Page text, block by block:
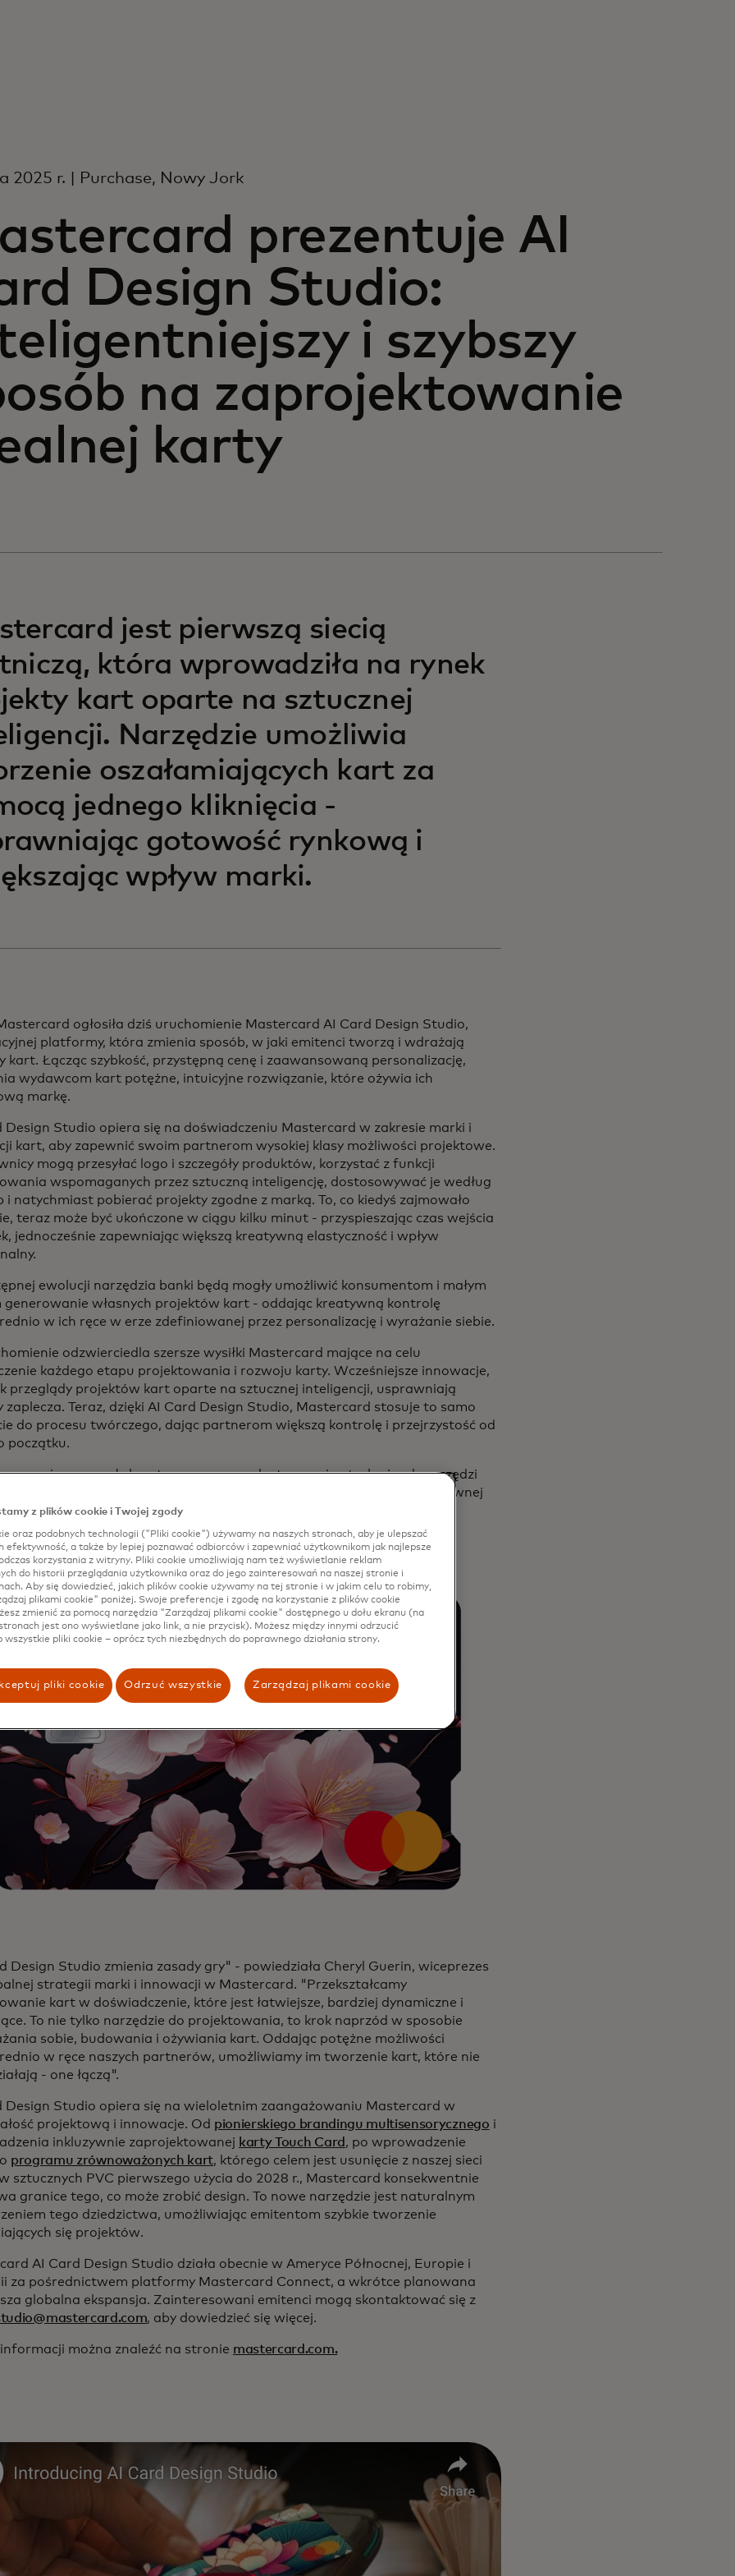
2025 r. | Purchase, Nowy Jork
prezentuje AI
Design Studio:
i szybszy
na zaprojektowanie
karty
jest pierwszą siecią
która wprowadziła na rynek
kart oparte na sztucznej
Narzędzie umożliwia
oszałamiających kart za
jednego kliknięcia -
gotowość rynkową i
wpływ marki.
ogłosiła dziś uruchomienie Mastercard AI Card Design Studio,
platformy, która zmienia sposób, w jaki emitenci tworzą i wdrażają
kart. Łącząc szybkość, przystępną cenę i zaawansowaną personalizację,
wydawcom kart potężne, intuicyjne rozwiązanie, które ożywia ich
markę.
Design Studio opiera się na doświadczeniu Mastercard w zakresie marki i
kart, aby zapewnić swoim partnerom wysokiej klasy możliwości projektowe.
mogą przesyłać logo i szczegóły produktów, korzystać z funkcji
wspomaganych przez sztuczną inteligencję, dostosowywać je według
i natychmiast pobierać projekty zgodne z marką. To, co kiedyś zajmowało
teraz może być ukończone w ciągu kilku minut - przyspieszając czas wejścia
jednocześnie zapewniając większą kreatywną elastyczność i wpływ
ewolucji narzędzia banki będą mogły umożliwić konsumentom i małym
własnych projektów kart - oddając kreatywną kontrolę
w ich ręce w erze zdefiniowanej przez personalizację i wyrażanie siebie.
odzwierciedla szersze wysiłki Mastercard mające na celu
każdego etapu projektowania i rozwoju karty. Wcześniejsze innowacje,
przeglądy projektów kart oparte na sztucznej inteligencji, usprawniają
zaplecza. Teraz, dzięki AI Card Design Studio, Mastercard stosuje to samo
do procesu twórczego, dając partnerom większą kontrolę i przejrzystość od
początku.
wspiera zespoły kreatywne poprzez dostarczanie atrakcyjnych narzędzi
jednocześnie zwalniając czas na skupienie się na strategii kreatywnej
poziomu.
Design Studio zmienia zasady gry" - powiedziała Cheryl Guerin, wiceprezes
strategii marki i innowacji w Mastercard. "Przekształcamy
kart w doświadczenie, które jest łatwiejsze, bardziej dynamiczne i
To nie tylko narzędzie do projektowania, to krok naprzód w sposobie
sobie, budowania i ożywiania kart. Oddając potężne możliwości
w ręce naszych partnerów, umożliwiamy im tworzenie kart, które nie
- one łączą".
Design Studio opiera się na wieloletnim zaangażowaniu Mastercard w
projektową i innowacje. Od pionierskiego brandingu multisensorycznego i
inkluzywnie zaprojektowanej karty Touch Card , po wprowadzenie
programu zrównoważonych kart, którego celem jest usunięcie z naszej sieci
sztucznych PVC pierwszego użycia do 2028 r., Mastercard konsekwentnie
granice tego, co może zrobić design. To nowe narzędzie jest naturalnym
tego dziedzictwa, umożliwiając emitentom szybkie tworzenie
się projektów.
AI Card Design Studio działa obecnie w Ameryce Północnej, Europie i
za pośrednictwem platformy Mastercard Connect, a wkrótce planowana
globalna ekspansja. Zainteresowani emitenci mogą skontaktować się z
, aby dowiedzieć się więcej.
można znaleźć na stronie mastercard.com.
z plików cookie i Twojej zgody
oraz podobnych technologii ("Pliki cookie") używamy na naszych stronach, aby je ulepszać
efektywność, a także by lepiej poznawać odbiorców i zapewniać użytkownikom jak najlepsze
korzystania z witryny. Pliki cookie umożliwiają nam też wyświetlanie reklam
do historii przeglądania użytkownika oraz do jego zainteresowań na naszej stronie i
Aby się dowiedzieć, jakich plików cookie używamy na tej stronie i w jakim celu to robimy,
plikami cookie" poniżej. Swoje preferencje i zgodę na korzystanie z plików cookie
zmienić za pomocą narzędzia "Zarządzaj plikami cookie" dostępnego u dołu ekranu (na
jest ono wyświetlane jako link, a nie przycisk). Możesz między innymi odrzucić
wszystkie pliki cookie – oprócz tych niezbędnych do poprawnego działania strony.
pliki cookie Odrzuć wszystkie Zarządzaj plikami cookie